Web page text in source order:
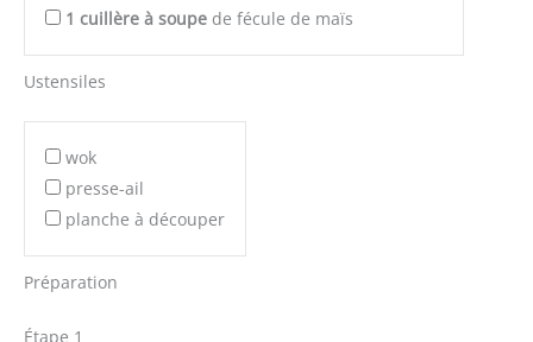
1 cuillère à soupe de fécule de maïs
Ustensiles
wok
presse-ail
planche à découper
Préparation
Étape 1